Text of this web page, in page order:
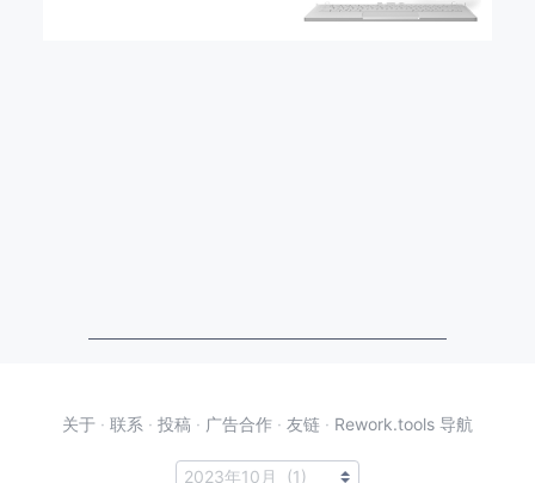
关于 · 联系 · 投稿 · 广告合作 · 友链 · Rework.tools 导航